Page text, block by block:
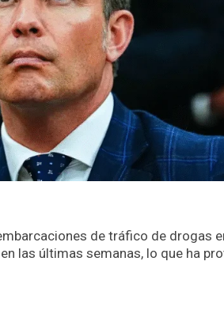
de tráfico de drogas
las últimas semanas, lo que ha